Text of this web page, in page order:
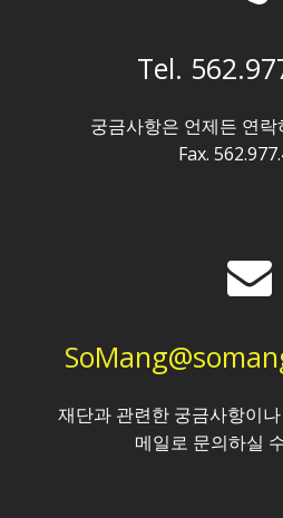
Tel.
궁금사항은 언제든 연
Fax.
재단과 관련한 궁금사항이
메일로 문의하실